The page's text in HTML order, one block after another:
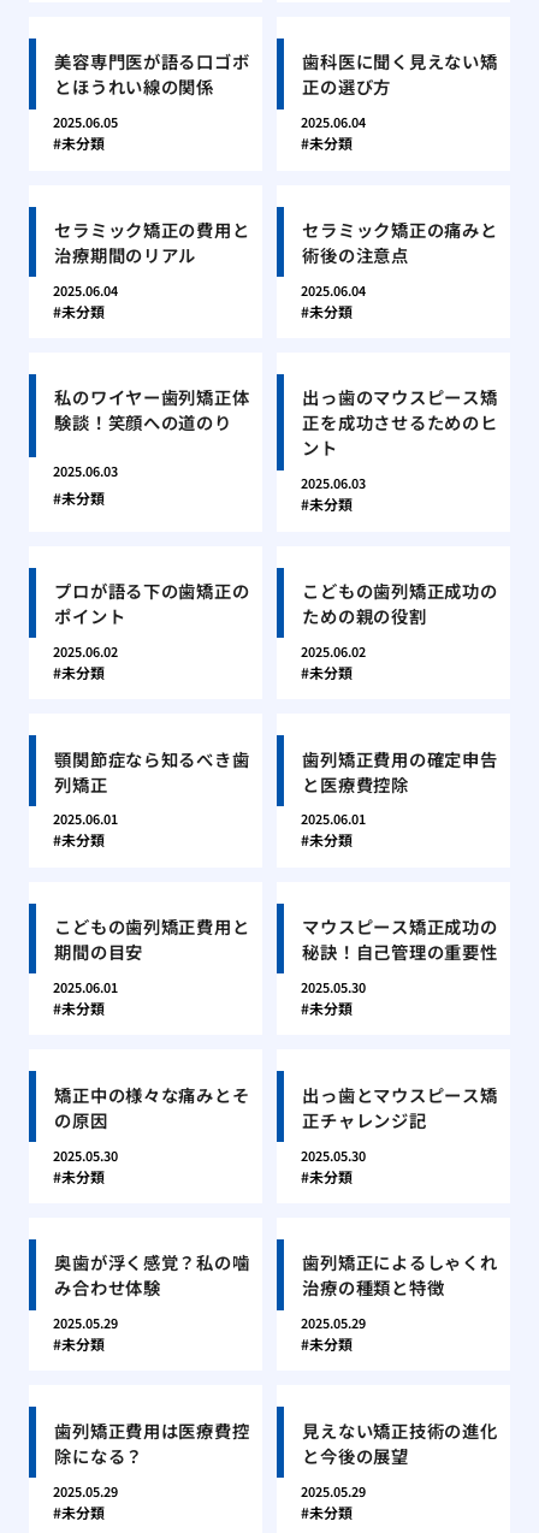
美容専門医が語る口ゴボ
とほうれい線の関係
2025.06.05
未分類
歯科医に聞く見えない矯
正の選び方
2025.06.04
未分類
セラミック矯正の費用と
治療期間のリアル
2025.06.04
未分類
セラミック矯正の痛みと
術後の注意点
2025.06.04
未分類
私のワイヤー歯列矯正体
験談！笑顔への道のり
2025.06.03
未分類
出っ歯のマウスピース矯
正を成功させるためのヒ
ント
2025.06.03
未分類
プロが語る下の歯矯正の
ポイント
2025.06.02
未分類
こどもの歯列矯正成功の
ための親の役割
2025.06.02
未分類
顎関節症なら知るべき歯
列矯正
2025.06.01
未分類
歯列矯正費用の確定申告
と医療費控除
2025.06.01
未分類
こどもの歯列矯正費用と
期間の目安
2025.06.01
未分類
マウスピース矯正成功の
秘訣！自己管理の重要性
2025.05.30
未分類
矯正中の様々な痛みとそ
の原因
2025.05.30
未分類
出っ歯とマウスピース矯
正チャレンジ記
2025.05.30
未分類
奥歯が浮く感覚？私の噛
み合わせ体験
2025.05.29
未分類
歯列矯正によるしゃくれ
治療の種類と特徴
2025.05.29
未分類
歯列矯正費用は医療費控
除になる？
2025.05.29
未分類
見えない矯正技術の進化
と今後の展望
2025.05.29
未分類